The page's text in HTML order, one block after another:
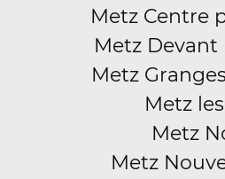
Metz Centre
Metz Devant
Metz
Metz
Metz
Metz